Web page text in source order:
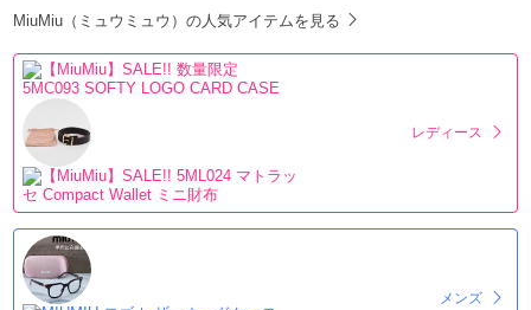
MiuMiu（ミュウミュウ）の人気アイテムを見る
レディース
メンズ